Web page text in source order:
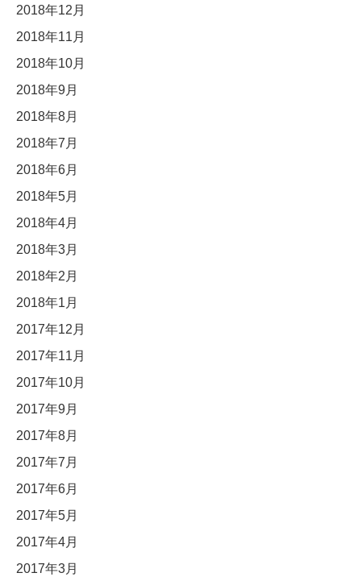
2018年12月
2018年11月
2018年10月
2018年9月
2018年8月
2018年7月
2018年6月
2018年5月
2018年4月
2018年3月
2018年2月
2018年1月
2017年12月
2017年11月
2017年10月
2017年9月
2017年8月
2017年7月
2017年6月
2017年5月
2017年4月
2017年3月